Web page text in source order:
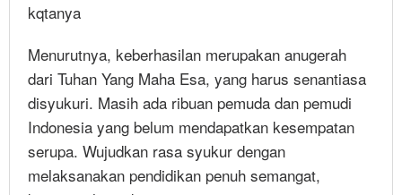
kqtanya
Menurutnya, keberhasilan merupakan anugerah
dari Tuhan Yang Maha Esa, yang harus senantiasa
disyukuri. Masih ada ribuan pemuda dan pemudi
Indonesia yang belum mendapatkan kesempatan
serupa. Wujudkan rasa syukur dengan
melaksanakan pendidikan penuh semangat,